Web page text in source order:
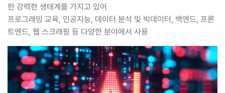
한 강력한 생태계를 가지고 있어
프로그래밍 교육, 인공지능, 데이터 분석 및 빅데이터, 백엔드, 프론
트엔드, 웹 스크래핑 등 다양한 분야에서 사용